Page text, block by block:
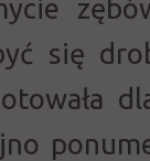
się